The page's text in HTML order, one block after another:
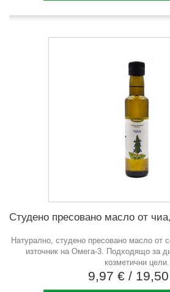
Студено пресовано масло от
Натурално, студено пресовано масло от
източник на Омега-3. Подходящо за
козметични цели.
9,97 € /